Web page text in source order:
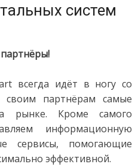
систем
всегда идёт в ногу со
своим партнёрам самые
рынке. Кроме самого
информационную
сервисы, помогающие
эффективной.